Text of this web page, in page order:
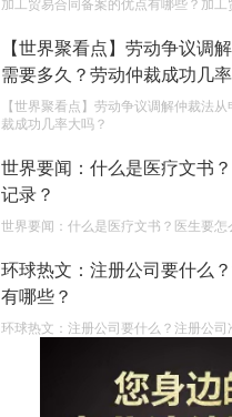
加工贸易合同备案的优点有哪些？加工
【世界聚看点】劳动争议调
需要多久？劳动仲裁成功几
【世界聚看点】劳动争议调解仲裁法
裁成功几率大吗？
世界要闻：什么是医疗文书
记录？
世界要闻：什么是医疗文书？医生要怎
环球热文：注册公司要什么
有哪些？
环球热文：注册公司要什么？注册公司